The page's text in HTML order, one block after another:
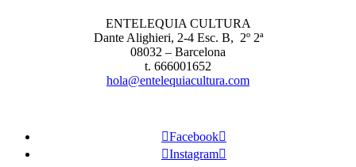
ENTELEQUIA CULTURA
Dante Alighieri, 2-4 Esc. B, 2º 2ª
08032 – Barcelona
t. 666001652
hola@entelequiacultura.com
Facebook
Instagram